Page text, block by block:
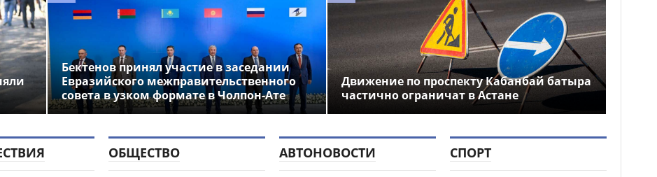
Бектенов принял участие в заседании
Евразийского межправительственного
совета в узком формате в Чолпон-Ате
Движение по проспекту Кабанбай батыра
частично ограничат в Астане
ОБЩЕСТВО АВТОНОВОСТИ СПОРТ